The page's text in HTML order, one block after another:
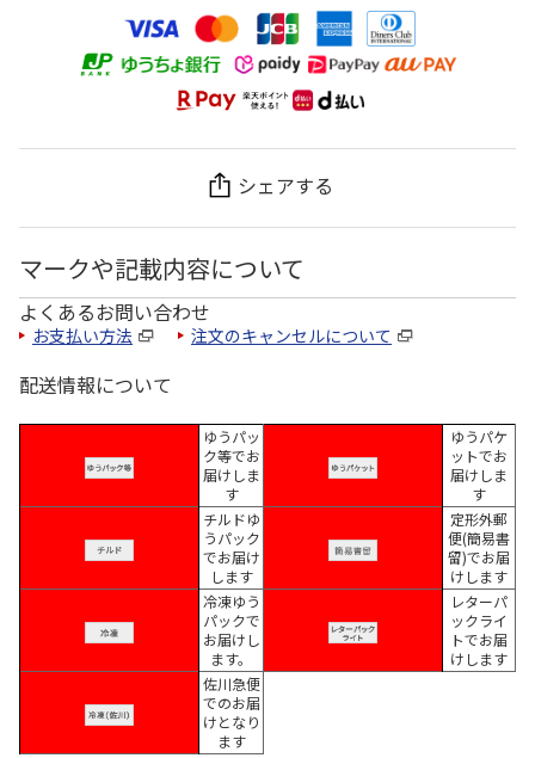
シェアする
マークや記載内容について
よくあるお問い合わせ
お支払い方法 注文のキャンセルについて
配送情報について
ゆうパッ
ク等でお
届けしま
す
ゆうパケ
ットでお
届けしま
す
チルドゆ
うパック
でお届け
します
定形外郵
便(簡易書
留)でお届
けします
冷凍ゆう
パックで
お届けし
ます。
レターパ
ックライ
トでお届
けします
佐川急便
でのお届
けとなり
ます